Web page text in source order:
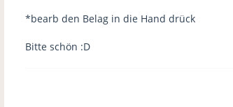
*bearb den Belag in die Hand drück
Bitte schön :D